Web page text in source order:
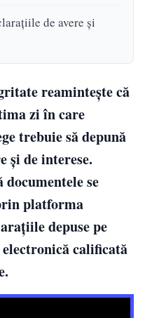
de avere și
reamintește că
zi în care
trebuie să depună
și de interese.
se
platforma
depuse pe
calificată